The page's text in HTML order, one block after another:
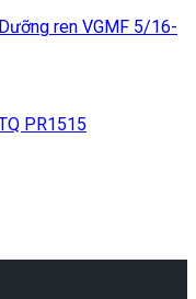
Dưỡng ren VGMF 5/16-
PR1515